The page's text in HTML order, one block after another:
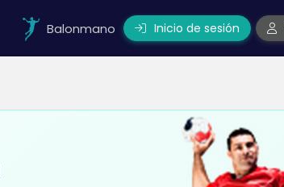
Balonmano Inicio de sesión